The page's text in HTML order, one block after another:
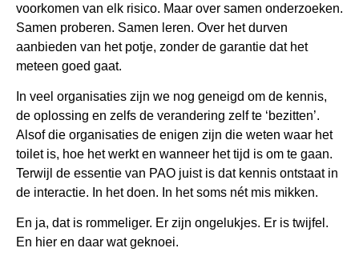
voorkomen van elk risico. Maar over samen onderzoeken.
Samen proberen. Samen leren. Over het durven
aanbieden van het potje, zonder de garantie dat het
meteen goed gaat.
In veel organisaties zijn we nog geneigd om de kennis,
de oplossing en zelfs de verandering zelf te ‘bezitten’.
Alsof die organisaties de enigen zijn die weten waar het
toilet is, hoe het werkt en wanneer het tijd is om te gaan.
Terwijl de essentie van PAO juist is dat kennis ontstaat in
de interactie. In het doen. In het soms nét mis mikken.
En ja, dat is rommeliger. Er zijn ongelukjes. Er is twijfel.
En hier en daar wat geknoei.